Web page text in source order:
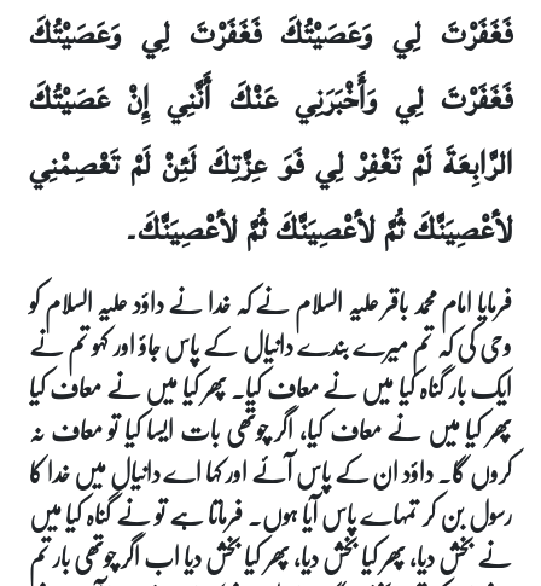
فَغَفَرْتَ لِي وَعَصَيْتُكَ فَغَفَرْتَ لِي وَعَصَيْتُكَ
فَغَفَرْتَ لِي وَأَخْبَرَنِي عَنْكَ أَنَّنِي إِنْ عَصَيْتُكَ
الرَّابِعَةَ لَمْ تَغْفِرْ لِي فَوَ عِزَّتِكَ لَئِنْ لَمْ تَعْصِمْنِي
لأعْصِيَنَّكَ ثُمَّ لأعْصِيَنَّكَ ثُمَّ لأعْصِيَنَّكَ۔
فرمایا امام محمد باقر علیہ السلام نے کہ خدا نے داؤد علیہ السلام کو
وحی کی کہ تم میرے بندے دانیال کے پاس جاؤ اور کہو تم نے
ایک بار گناہ کیا میں نے معاف کیا۔ پھر کیا میں نے معاف کیا
پھر کیا میں نے معاف کیا، اگر چوتھی بات ایسا کیا تو معاف نہ
کروں گا۔ داؤد ان کے پاس آئے اور کہا اے دانیال میں خدا کا
رسول بن کر تمہاے پاس آیا ہوں۔ فرماتا ہے تو نے گناہ کیا میں
نے بخش دیا، پھر کیا بخش دیا، پھر کیا بخش دیا اب اگر چوتھی بار تم